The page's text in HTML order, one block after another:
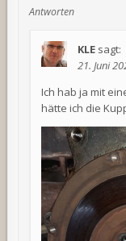
Antworten
KLE sagt:
21. Juni
Ich hab ja mit
hätte ich die